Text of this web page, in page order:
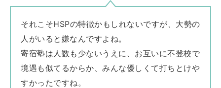
それこそHSPの特徴かもしれないですが、大勢の
人がいると嫌なんですよね。
寄宿塾は人数も少ないうえに、お互いに不登校で
境遇も似てるからか、みんな優しくて打ちとけや
すかったですね。